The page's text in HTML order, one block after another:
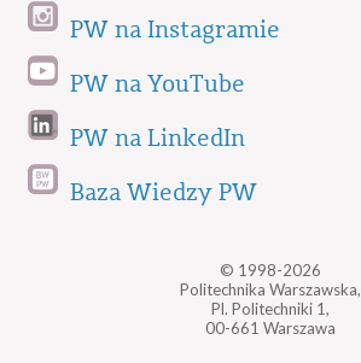
PW na Instagramie
PW na YouTube
PW na LinkedIn
Baza Wiedzy PW
© 1998-2026
Politechnika Warszawska,
Pl. Politechniki 1,
00-661 Warszawa